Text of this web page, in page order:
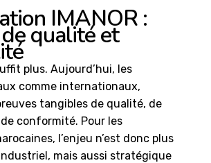
IMANOR :
qualité et
plus. Aujourd’hui, les
comme internationaux,
tangibles de qualité, de
conformité. Pour les
l’enjeu n’est donc plus
mais aussi stratégique